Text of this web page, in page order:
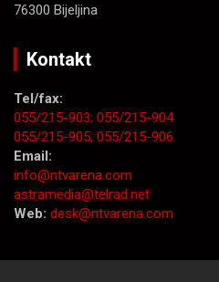
76300 Bijeljina
Kontakt
Tel/fax:
055/215-903; 055/215-904
055/215-905; 055/215-906
Email:
info@ntvarena.com
astramedia@telrad.net
Web: desk@ntvarena.com